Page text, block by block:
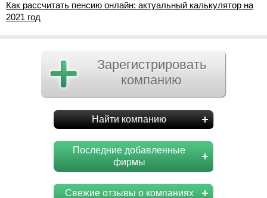
Как рассчитать пенсию онлайн: актуальный калькулятор на
2021 год
Зарегистрировать
компанию
Найти компанию
Последние добавленные
фирмы
Свежие отзывы о компаниях